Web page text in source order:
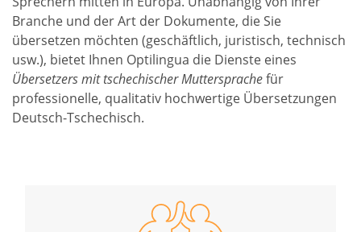
Branche und der Art der Dokumente, die Sie
übersetzen möchten (geschäftlich, juristisch, technisch
usw.), bietet Ihnen Optilingua die Dienste eines
Übersetzers mit tschechischer Muttersprachefür
professionelle, qualitativ hochwertige Übersetzungen
Deutsch-Tschechisch.